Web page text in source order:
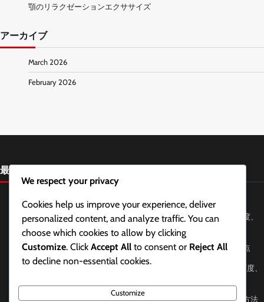
顎のリラクゼーションエクササイズ
アーカイブ
March 2026
February 2026
最近の投稿
緊張型頭痛緩和のためのウォールエンジェル：テクニック、頻度、
顎のリラクゼーションのための舌の位置付け：方法、効果、利点
顎と首のリラクゼーションのためのTMJエクササイズ：種類、頻度、
緊張型頭痛を和らげるための座位姿勢調整：ヒント、ツール、方法
We respect your privacy
Cookies help us improve your experience, deliver
personalized content, and analyze traffic. You can
choose which cookies to allow by clicking
Customize. Click Accept All to consent or Reject All
to decline non-essential cookies.
Customize